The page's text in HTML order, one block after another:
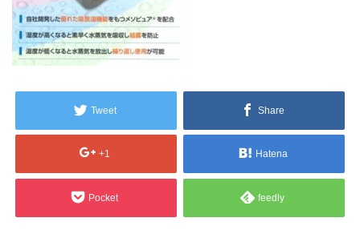
Tweet Share
+1 Hatena
Pocket feedly
よくある質問
納品までの流れ
最近の記事
今まで使用が出来ないとされていた小
型ベルトコンベアでも使用可能なフッ
素樹脂ベルトを開発…
トタイプのコンベアーベルトです。ベ